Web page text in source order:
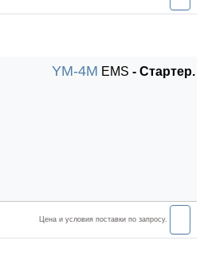
YM-4M EMS - Стартер.
Цена и условия поставки по запросу.